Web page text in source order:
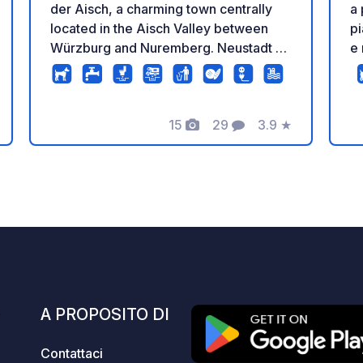
der Aisch, a charming town centrally
located in the Aisch Valley between
Würzburg and Nuremberg. Neustadt an
der Aisch is one of 100 award-winning
culinary destinations in Bavaria and
the border between Franconian beer
and wine regions. 16 pitches
Museums in the Old Castle, including
the unique Carp Museum - Beautifully
situated forest swimming pool right on
15
Foto
29
Commenti
3.9
Valutazione
★
a
e
A PROPOSITO DI
Contattaci